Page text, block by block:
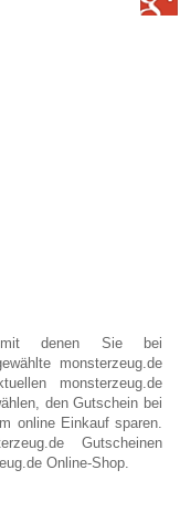
mit denen Sie bei
monsterzeug.de
monsterzeug.de
den Gutschein bei
online Einkauf sparen.
Gutscheinen
Online-Shop.